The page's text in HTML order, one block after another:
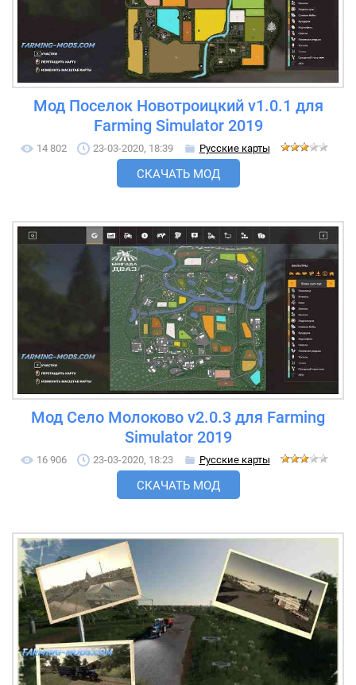
Мод Поселок Новотроицкий v1.0.1 для
Farming Simulator 2019
14 802 23-03-2020, 18:39 Русские карты
СКАЧАТЬ МОД
Мод Село Молоково v2.0.3 для Farming
Simulator 2019
16 906 23-03-2020, 18:23 Русские карты
СКАЧАТЬ МОД